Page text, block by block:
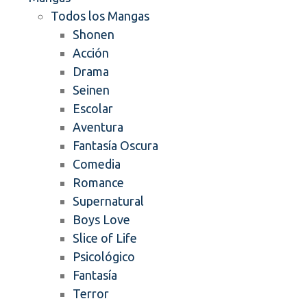
Todos los Mangas
Shonen
Acción
Drama
Seinen
Escolar
Aventura
Fantasía Oscura
Comedia
Romance
Supernatural
Boys Love
Slice of Life
Psicológico
Fantasía
Terror